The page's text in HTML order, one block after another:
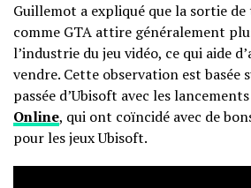
Guillemot a expliqué que la sortie
comme GTA attire généralement
l’industrie du jeu vidéo, ce qui aide
vendre. Cette observation est basée
passée d’Ubisoft avec les
Online, qui ont coïncidé avec de
pour les jeux Ubisoft.